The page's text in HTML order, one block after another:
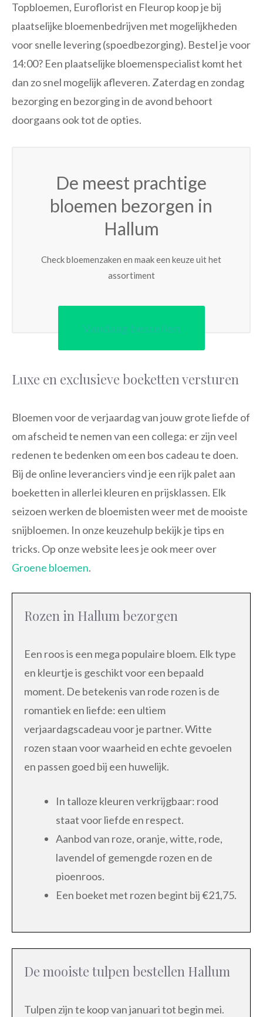
Topbloemen, Euroflorist en Fleurop koop je bij
plaatselijke bloemenbedrijven met mogelijkheden
voor snelle levering (spoedbezorging). Bestel je voor
14:00? Een plaatselijke bloemenspecialist komt het
dan zo snel mogelijk afleveren. Zaterdag en zondag
bezorging en bezorging in de avond behoort
doorgaans ook tot de opties.
De meest prachtige
bloemen bezorgen in
Hallum
Check bloemenzaken en maak een keuze uit het
assortiment
Vandaag bestellen
Luxe en exclusieve boeketten versturen
Bloemen voor de verjaardag van jouw grote liefde of
om afscheid te nemen van een collega: er zijn veel
redenen te bedenken om een bos cadeau te doen.
Bij de online leveranciers vind je een rijk palet aan
boeketten in allerlei kleuren en prijsklassen. Elk
seizoen werken de bloemisten weer met de mooiste
snijbloemen. In onze keuzehulp bekijk je tips en
tricks. Op onze website lees je ook meer over
Groene bloemen.
Rozen in Hallum bezorgen
Een roos is een mega populaire bloem. Elk type
en kleurtje is geschikt voor een bepaald
moment. De betekenis van rode rozen is de
romantiek en liefde: een ultiem
verjaardagscadeau voor je partner. Witte
rozen staan voor waarheid en echte gevoelen
en passen goed bij een huwelijk.
In talloze kleuren verkrijgbaar: rood
staat voor liefde en respect.
Aanbod van roze, oranje, witte, rode,
lavendel of gemengde rozen en de
pioenroos.
Een boeket met rozen begint bij €21,75.
De mooiste tulpen bestellen Hallum
Tulpen zijn te koop van januari tot begin mei.